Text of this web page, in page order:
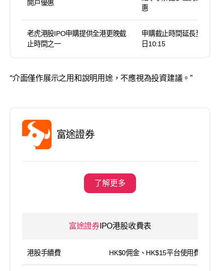
開戶優惠
惠
老虎港股IPO申購提供全港更晚截
止時間之一
申購截止時間延長至截止
日10:15
“介面僅作展示之用和說明用途，不應視為投資建議。”
富途證券
了解更多
富途證券IPO港股收費表
港股手續費 HK$0佣金、HK$15平台使用費